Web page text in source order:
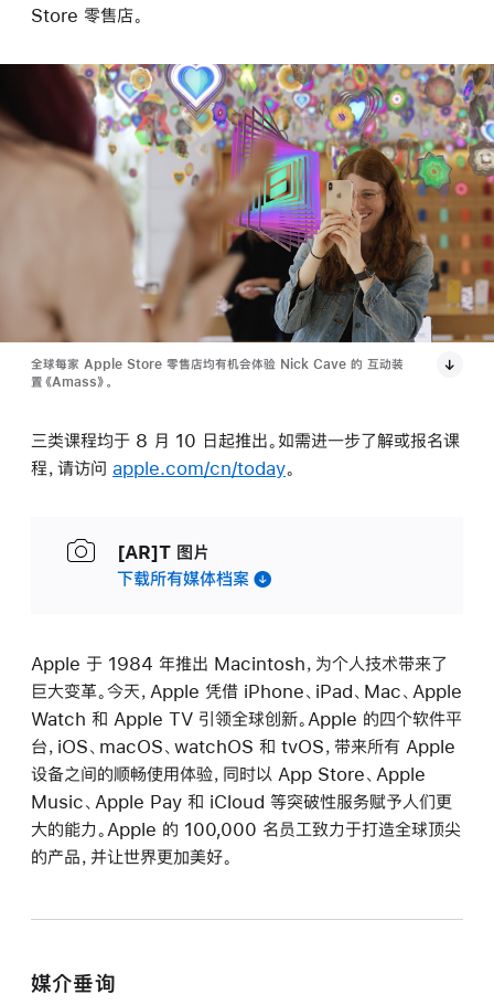
Store 零售店。
全球每家 Apple Store 零售店均有机会体验 Nick Cave 的 互动装
置《Amass》。
三类课程均于 8 月 10 日起推出。如需进一步了解或报名课
程，请访问 apple.com/cn/today。
[AR]T 图片
下载所有媒体档案
Apple 于 1984 年推出 Macintosh，为个人技术带来了
巨大变革。今天，Apple 凭借 iPhone、iPad、Mac、Apple
Watch 和 Apple TV 引领全球创新。Apple 的四个软件平
台，iOS、macOS、watchOS 和 tvOS，带来所有 Apple
设备之间的顺畅使用体验，同时以 App Store、Apple
Music、Apple Pay 和 iCloud 等突破性服务赋予人们更
大的能力。Apple 的 100,000 名员工致力于打造全球顶尖
的产品，并让世界更加美好。
媒介垂询